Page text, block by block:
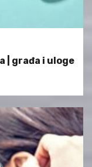
| građa i uloge